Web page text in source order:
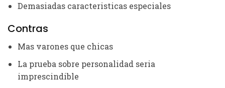
Demasiadas caracteristicas especiales
Contras
Mas varones que chicas
La prueba sobre personalidad seri­a
imprescindible